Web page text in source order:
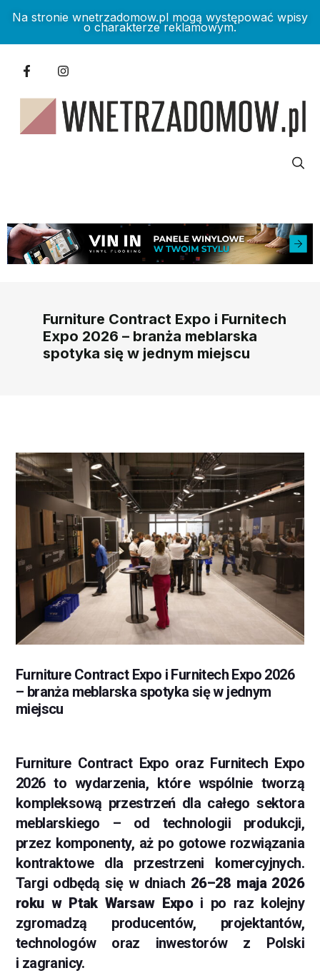
Na stronie wnetrzadomow.pl mogą występować wpisy
o charakterze reklamowym.
Furniture Contract Expo i Furnitech
Expo 2026 – branża meblarska
spotyka się w jednym miejscu
Furniture Contract Expo i Furnitech Expo 2026
– branża meblarska spotyka się w jednym
miejscu
Furniture Contract Expo oraz Furnitech Expo
2026 to wydarzenia, które wspólnie tworzą
kompleksową przestrzeń dla całego sektora
meblarskiego – od technologii produkcji,
przez komponenty, aż po gotowe rozwiązania
kontraktowe dla przestrzeni komercyjnych.
Targi odbędą się w dniach 26–28 maja 2026
roku w Ptak Warsaw Expoi po raz kolejny
zgromadzą producentów, projektantów,
technologów oraz inwestorów z Polski
i zagranicy.